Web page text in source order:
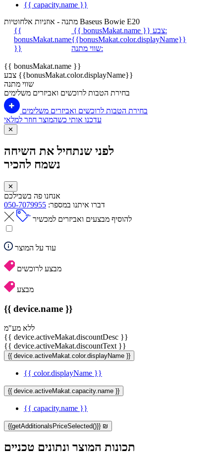
{{ capacity.name }}
מתנה - אוזניות אלחוטיות Baseus Bowie E20
{{
bonusMakat.name
}}
{{ bonusMakat.name }}
צבע:
{{bonusMakat.color.displayName}}
שווי מתנה:
{{ bonusMakat.name }}
צבע {{bonusMakat.color.displayName}}
שווי מתנה
בחירת הטבות לרוכשים ואביזרים משלימים
בחירת הטבות לרוכשים ואביזרים משלימים
עדכנו אותי כשהמוצר חוזר למלאי
✕
לפני שנתחיל את השיחה
נשמח להכיר
✕
אנחנו פה בשבילכם
דברו איתנו במספר: 050-7079955
להוסיף מבצעים ואביזרים למכשיר
עוד על המוצר
מבצע לרוכשים
מבצע
{{ device.name }}
ללא מע"מ
{{ device.activeMakat.discountDesc }}
{{ device.activeMakat.discountText }}
{{ device.activeMakat.color.displayName }}
{{ color.displayName }}
{{ device.activeMakat.capacity.name }}
{{ capacity.name }}
{{getAdditionalsPriceSelected()}} ₪
תכונות המוצר ונתונים טכניים